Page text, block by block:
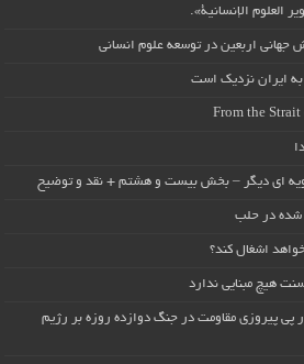
العلوم الإنسانية».
اربعین در توسعه علوم انسانی
به ایران نزدیک است
From the
ای دیگر – بخش بیست و هشتم + نقد و توضیح
شده در حلب
اشغال کند؟
هیچ مبنایی ندارد
پی پیروزی مقاومت در جنگ دوازده روزه بر رژیم